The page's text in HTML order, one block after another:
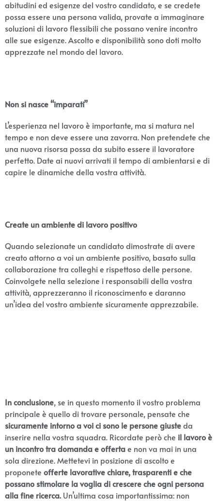
abitudini ed esigenze del vostro candidato, e se credete
possa essere una persona valida, provate a immaginare
soluzioni di lavoro flessibili che possano venire incontro
alle sue esigenze. Ascolto e disponibilità sono doti molto
apprezzate nel mondo del lavoro.
Non si nasce “imparati”
L’esperienza nel lavoro è importante, ma si matura nel
tempo e non deve essere una zavorra. Non pretendete che
una nuova risorsa possa da subito essere il lavoratore
perfetto. Date ai nuovi arrivati il tempo di ambientarsi e di
capire le dinamiche della vostra attività.
Create un ambiente di lavoro positivo
Quando selezionate un candidato dimostrate di avere
creato attorno a voi un ambiente positivo, basato sulla
collaborazione tra colleghi e rispettoso delle persone.
Coinvolgete nella selezione i responsabili della vostra
attività, apprezzeranno il riconoscimento e daranno
un’idea del vostro ambiente sicuramente apprezzabile.
In conclusione, se in questo momento il vostro problema
principale è quello di trovare personale, pensate che
sicuramente intorno a voi ci sono le persone giusteda
inserire nella vostra squadra. Ricordate però che il lavoro è
un incontro tra domanda e offertae non va mai in una
sola direzione. Mettetevi in posizione di ascolto e
proponete offerte lavorative chiare, trasparenti e che
possano stimolare la voglia di crescere che ogni persona
alla fine ricerca.Un’ultima cosa importantissima: non